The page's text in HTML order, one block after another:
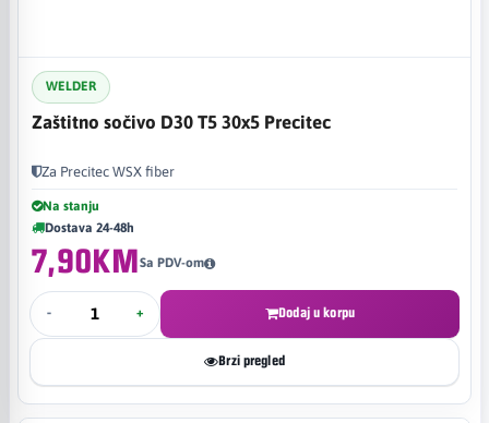
WELDER
Zaštitno sočivo D30 T5 30x5 Precitec
Za Precitec WSX fiber
Na stanju
Dostava 24-48h
7,90KMSa PDV-om
- + Dodaj u korpu
Brzi pregled